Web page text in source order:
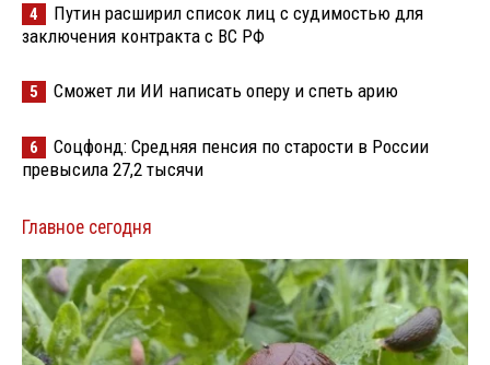
4
Путин расширил список лиц с судимостью для
заключения контракта с ВС РФ
5 Сможет ли ИИ написать оперу и спеть арию
6
Соцфонд: Средняя пенсия по старости в России
превысила 27,2 тысячи
Главное сегодня